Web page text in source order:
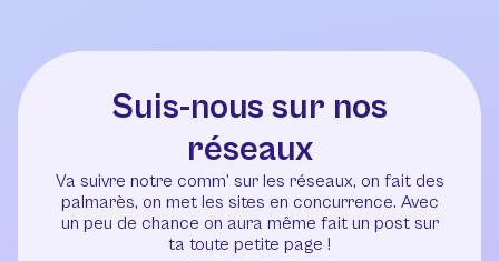
Suis-nous sur nos
réseaux
Va suivre notre comm’ sur les réseaux, on fait des
palmarès, on met les sites en concurrence. Avec
un peu de chance on aura même fait un post sur
ta toute petite page !